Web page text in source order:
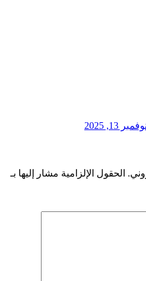
نوفمبر 13, 2025
الحقول الإلزامية مشار إليها بـ